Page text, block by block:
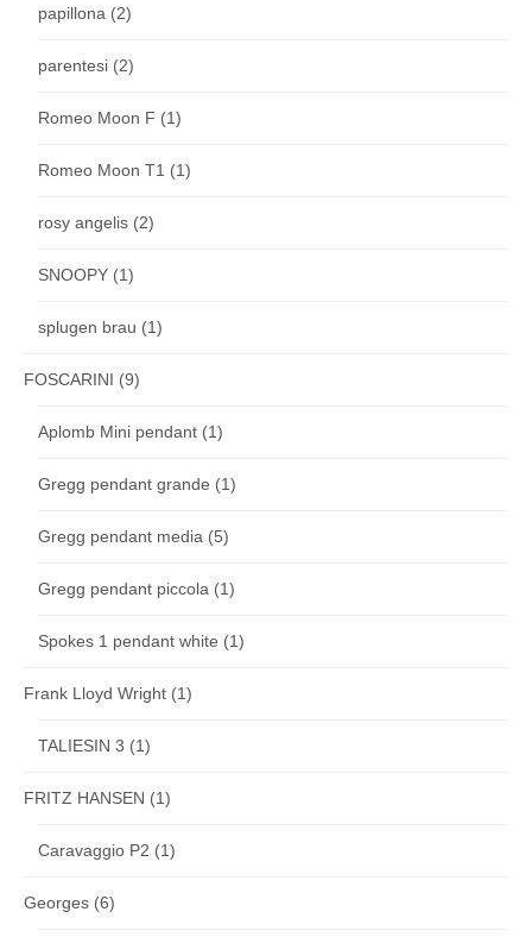
papillona (2)
parentesi (2)
Romeo Moon F (1)
Romeo Moon T1 (1)
rosy angelis (2)
SNOOPY (1)
splugen brau (1)
FOSCARINI (9)
Aplomb Mini pendant (1)
Gregg pendant grande (1)
Gregg pendant media (5)
Gregg pendant piccola (1)
Spokes 1 pendant white (1)
Frank Lloyd Wright (1)
TALIESIN 3 (1)
FRITZ HANSEN (1)
Caravaggio P2 (1)
Georges (6)